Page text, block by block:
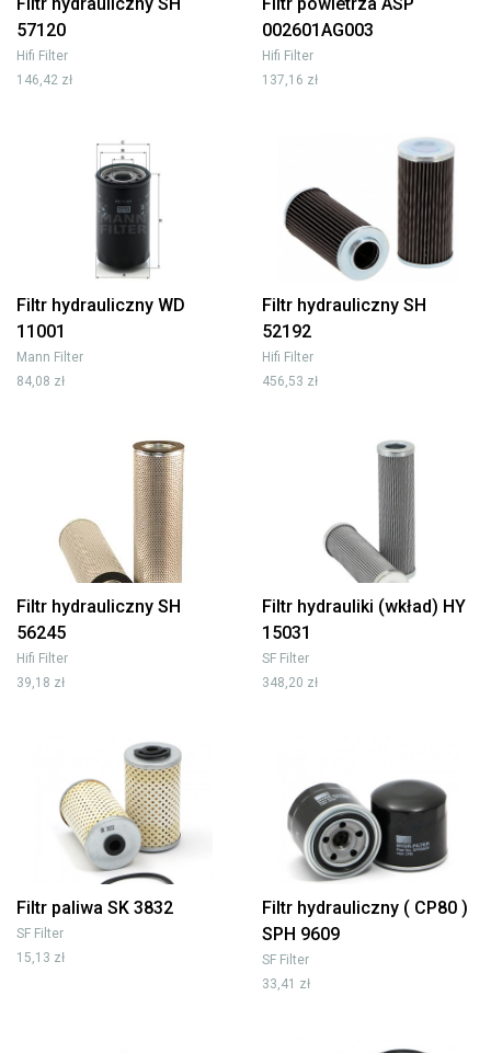
57120
Hifi Filter
146,42 zł
002601AG003
Hifi Filter
137,16 zł
Filtr hydrauliczny WD
11001
Mann Filter
84,08 zł
Filtr hydrauliczny SH
52192
Hifi Filter
456,53 zł
Filtr hydrauliczny SH
56245
Hifi Filter
39,18 zł
Filtr hydrauliki (wkład) HY
15031
SF Filter
348,20 zł
Filtr paliwa SK 3832
SF Filter
15,13 zł
Filtr hydrauliczny ( CP80 )
SPH 9609
SF Filter
33,41 zł